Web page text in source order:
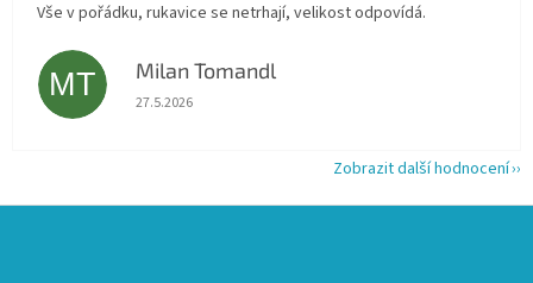
Vše v pořádku, rukavice se netrhají, velikost odpovídá.
MT Milan Tomandl
Hodnocení obchodu je 5 z 5 hvězdiček.
27.5.2026
Zobrazit další hodnocení